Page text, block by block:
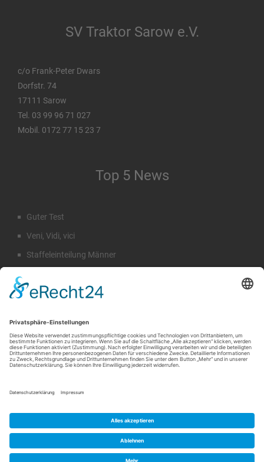
SV Traktor Sarow e.V.
c/o Frank-Peter Dwars
Dorfstr. 74
17111 Sarow
Tel. 03 99 96 71 027
Mobil. 0172 77 15 23 7
Top 5 News
Guter Test
Veni, Vidi, vici
Staffeleinteilung Männer
Emil Hahn
Suche
NICKIFABRIK®DE Werbeagentur und